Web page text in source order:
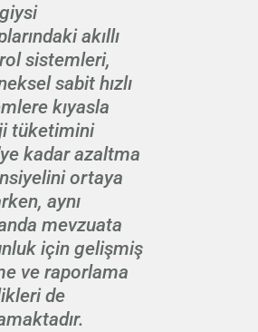
akıllı
sistemleri,
sabit hızlı
kıyasla
tüketimini
kadar azaltma
ortaya
aynı
mevzuata
için gelişmiş
ve raporlama
de